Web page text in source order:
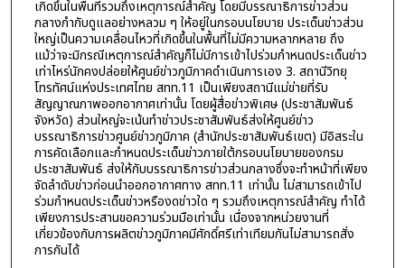
เกิดขึ้นในพื้นที่รวมถึงเหตุการณ์สำคัญ โดยมีบรรณาธิการข่าวส่วน
กลางกำกับดูแลอย่างหลวม ๆ ให้อยู่ในกรอบนโยบาย ประเด็นข่าวส่วน
ใหญ่เป็นความเคลื่อนไหวที่เกิดขึ้นในพื้นที่ไม่มีความหลากหลาย ถึง
แม้ว่าจะมิกรณีเหตุการณ์สำคัญก็ไม่มีการเข้าไปร่วมกำหนดประเด็นข่าว
เท่าไหร่นักคงปล่อยให้ศูนย์ข่าวภูมิภาคดำเนินการเอง 3. สถานีวิทยุ
โทรทัศน์แห่งประเทศไทย สทท.11 เป็นเพียงสถานีแม่ข่ายที่รับ
สัญญาณภาพออกอากาศเท่านั้น โดยผู้สื่อข่าวพิเศษ (ประชาสัมพันธ์
จังหวัด) ส่วนใหญ่จะเน้นทำข่าวประชาสัมพันธ์ส่งให้ศูนย์ข่าว
บรรณาธิการข่าวศูนย์ข่าวภูมิภาค (สำนักประชาสัมพันธ์เขต) มีอิสระใน
การคัดเลือกและกำหนดประเด็นข่าวภายใต้กรอบนโยบายของกรม
ประชาสัมพันธ์ ส่งให้กับบรรณาธิการข่าวส่วนกลางซึ่งจะทำหน้าที่เพียง
จัดลำดับข่าวก่อนนำออกอากาศทาง สทท.11 เท่านั้น ไม่สามารถเข้าไป
ร่วมกำหนดประเด็นข่าวหรืองดข่าวใด ๆ รวมถึงเหตุการณ์สำคัญ ทำได้
เพียงการประสานขอความร่วมมือเท่านั้น เนื่องจากหน่วยงานที่
เกี่ยวข้องกับการผลิตข่าวภูมิภาคมีศักดิ์ศรีเท่าเทียมกันไม่สามารถสั่ง
การกันได้